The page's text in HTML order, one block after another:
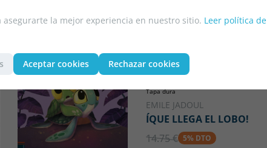
asegurarte la mejor experiencia en nuestro sitio. Leer política de
Aceptar cookies Rechazar cookies
Tapa dura
EMILE JADOUL
ÍQUE LLEGA EL LOBO!
14.75 € 5% DTO